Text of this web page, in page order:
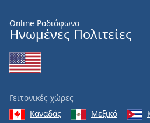
Online Ραδιόφωνο
Ηνωμένες Πολιτείες
Γειτονικές χώρες
Καναδάς
Μεξικό